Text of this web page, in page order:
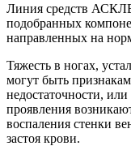
Линия средств
подобранных
направленных на
Тяжесть в ногах,
могут быть
недостаточности,
проявления
воспаления стенки
застоя крови.